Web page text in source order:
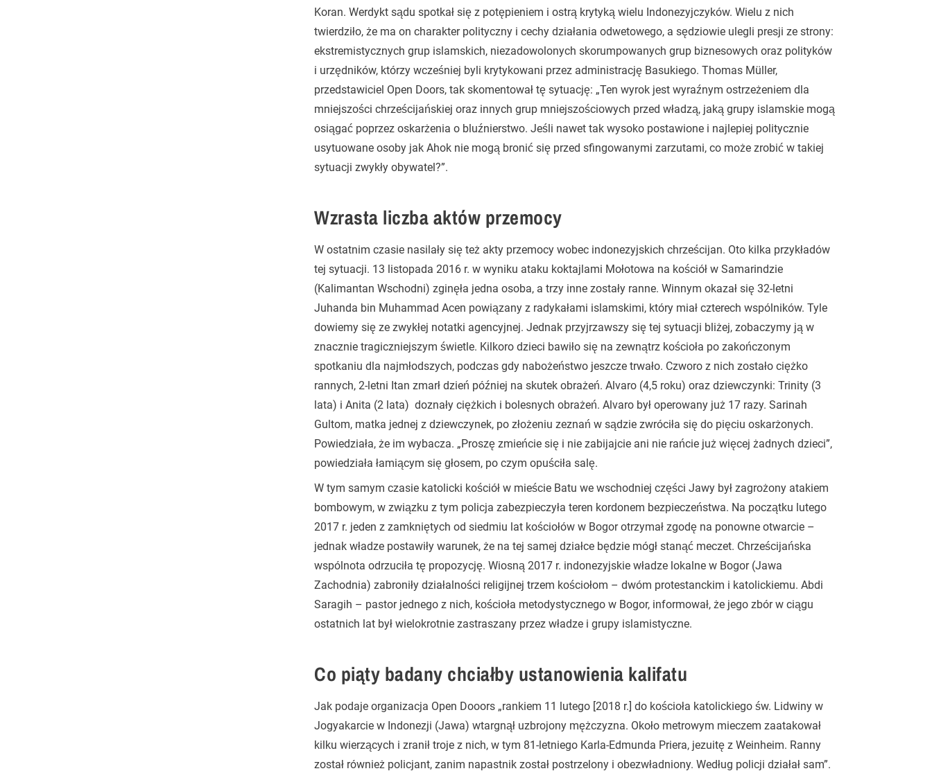
Koran. Werdykt sądu spotkał się z potępieniem i ostrą krytyką wielu Indonezyjczyków. Wielu z nich
twierdziło, że ma on charakter polityczny i cechy działania odwetowego, a sędziowie ulegli presji ze strony:
ekstremistycznych grup islamskich, niezadowolonych skorumpowanych grup biznesowych oraz polityków
i urzędników, którzy wcześniej byli krytykowani przez administrację Basukiego. Thomas Müller,
przedstawiciel Open Doors, tak skomentował tę sytuację: „Ten wyrok jest wyraźnym ostrzeżeniem dla
mniejszości chrześcijańskiej oraz innych grup mniejszościowych przed władzą, jaką grupy islamskie mogą
osiągać poprzez oskarżenia o bluźnierstwo. Jeśli nawet tak wysoko postawione i najlepiej politycznie
usytuowane osoby jak Ahok nie mogą bronić się przed sfingowanymi zarzutami, co może zrobić w takiej
sytuacji zwykły obywatel?”.
Wzrasta liczba aktów przemocy
W ostatnim czasie nasilały się też akty przemocy wobec indonezyjskich chrześcijan. Oto kilka przykładów
tej sytuacji. 13 listopada 2016 r. w wyniku ataku koktajlami Mołotowa na kościół w Samarindzie
(Kalimantan Wschodni) zginęła jedna osoba, a trzy inne zostały ranne. Winnym okazał się 32-letni
Juhanda bin Muhammad Acen powiązany z radykałami islamskimi, który miał czterech wspólników. Tyle
dowiemy się ze zwykłej notatki agencyjnej. Jednak przyjrzawszy się tej sytuacji bliżej, zobaczymy ją w
znacznie tragiczniejszym świetle. Kilkoro dzieci bawiło się na zewnątrz kościoła po zakończonym
spotkaniu dla najmłodszych, podczas gdy nabożeństwo jeszcze trwało. Czworo z nich zostało ciężko
rannych, 2-letni Itan zmarł dzień później na skutek obrażeń. Alvaro (4,5 roku) oraz dziewczynki: Trinity (3
lata) i Anita (2 lata) doznały ciężkich i bolesnych obrażeń. Alvaro był operowany już 17 razy. Sarinah
Gultom, matka jednej z dziewczynek, po złożeniu zeznań w sądzie zwróciła się do pięciu oskarżonych.
Powiedziała, że im wybacza. „Proszę zmieńcie się i nie zabijajcie ani nie rańcie już więcej żadnych dzieci”,
powiedziała łamiącym się głosem, po czym opuściła salę.
W tym samym czasie katolicki kościół w mieście Batu we wschodniej części Jawy był zagrożony atakiem
bombowym, w związku z tym policja zabezpieczyła teren kordonem bezpieczeństwa. Na początku lutego
2017 r. jeden z zamkniętych od siedmiu lat kościołów w Bogor otrzymał zgodę na ponowne otwarcie –
jednak władze postawiły warunek, że na tej samej działce będzie mógł stanąć meczet. Chrześcijańska
wspólnota odrzuciła tę propozycję. Wiosną 2017 r. indonezyjskie władze lokalne w Bogor (Jawa
Zachodnia) zabroniły działalności religijnej trzem kościołom – dwóm protestanckim i katolickiemu. Abdi
Saragih – pastor jednego z nich, kościoła metodystycznego w Bogor, informował, że jego zbór w ciągu
ostatnich lat był wielokrotnie zastraszany przez władze i grupy islamistyczne.
Co piąty badany chciałby ustanowienia kalifatu
Jak podaje organizacja Open Dooors „rankiem 11 lutego [2018 r.] do kościoła katolickiego św. Lidwiny w
Jogyakarcie w Indonezji (Jawa) wtargnął uzbrojony mężczyzna. Około metrowym mieczem zaatakował
kilku wierzących i zranił troje z nich, w tym 81-letniego Karla-Edmunda Priera, jezuitę z Weinheim. Ranny
został również policjant, zanim napastnik został postrzelony i obezwładniony. Według policji działał sam”.